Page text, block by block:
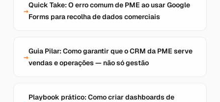
Quick Take: O erro comum de PME ao usar Google
Forms para recolha de dados comerciais
Guia Pilar: Como garantir que o CRM da PME serve
vendas e operações — não só gestão
Playbook prático: Como criar dashboards de